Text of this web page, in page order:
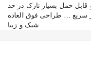
همچنین رم مموری گوشی تعبیه
حمل بسیار نازک در حد
سریع … طراحی فوق العاده
شیک و زیبا